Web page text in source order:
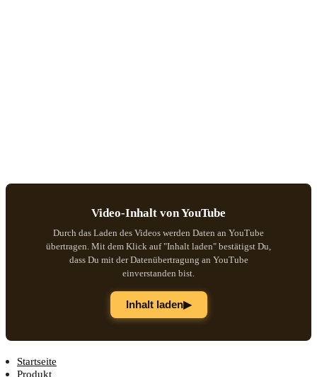
Video-Inhalt von YouTube
Durch das Laden des Videos werden Daten an YouTube
übertragen. Mit dem Klick auf "Inhalt laden" bestätigst Du,
dass Du mit der Datenübertragung an YouTube
einverstanden bist.
Inhalt laden▶
Startseite
Produkt